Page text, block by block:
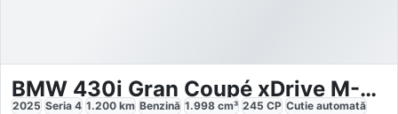
BMW 430i Gran Coupé xDrive M-Sport
2025 Seria 4 1.200 km Benzină 1.998 cm³ 245 CP Cutie automată